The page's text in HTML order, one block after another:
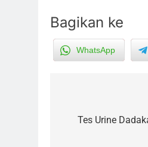
Bagikan ke
WhatsApp
navigation
Tes Urine
5